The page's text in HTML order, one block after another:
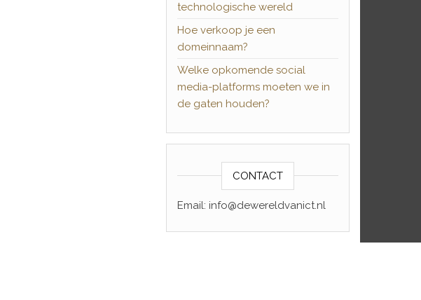
technologische wereld
Hoe verkoop je een
domeinnaam?
Welke opkomende social
media-platforms moeten we in
de gaten houden?
CONTACT
Email: info@dewereldvanict.nl